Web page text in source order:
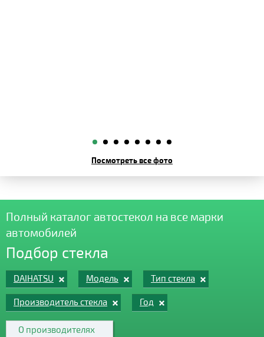
Посмотреть все фото
Полный каталог автостекол на все марки
автомобилей
Подбор стекла
DAIHATSU Модель Тип стекла
Производитель стекла Год
О производителях